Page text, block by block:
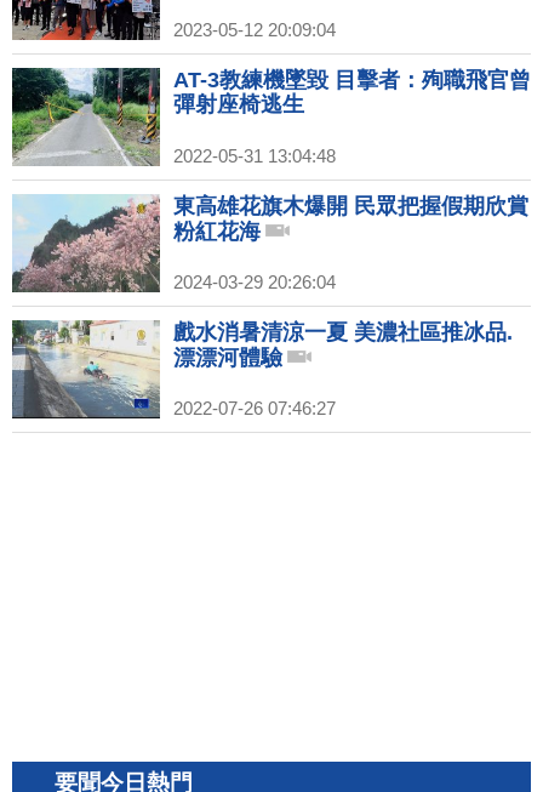
2023-05-12 20:09:04
AT-3教練機墜毀 目擊者：殉職飛官曾
彈射座椅逃生
2022-05-31 13:04:48
東高雄花旗木爆開 民眾把握假期欣賞
粉紅花海
2024-03-29 20:26:04
戲水消暑清涼一夏 美濃社區推冰品.
漂漂河體驗
2022-07-26 07:46:27
要聞今日熱門